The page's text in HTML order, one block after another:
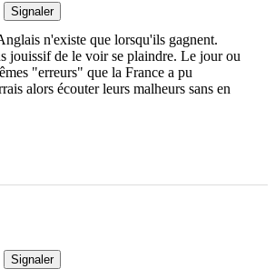
Signaler
n'existe que lorsqu'ils gagnent.
jouissif de le voir se plaindre. Le jour ou
"erreurs" que la France a pu
alors écouter leurs malheurs sans en
Signaler